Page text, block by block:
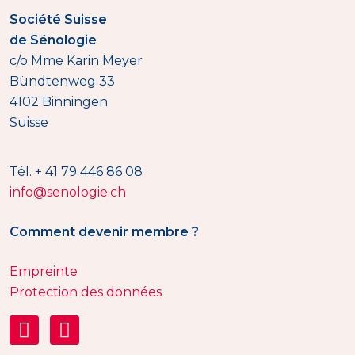
Société Suisse
de Sénologie
c/o Mme Karin Meyer
Bündtenweg 33
4102 Binningen
Suisse
Tél. + 41 79 446 86 08
info@senologie.ch
Comment devenir membre ?
Empreinte
Protection des données